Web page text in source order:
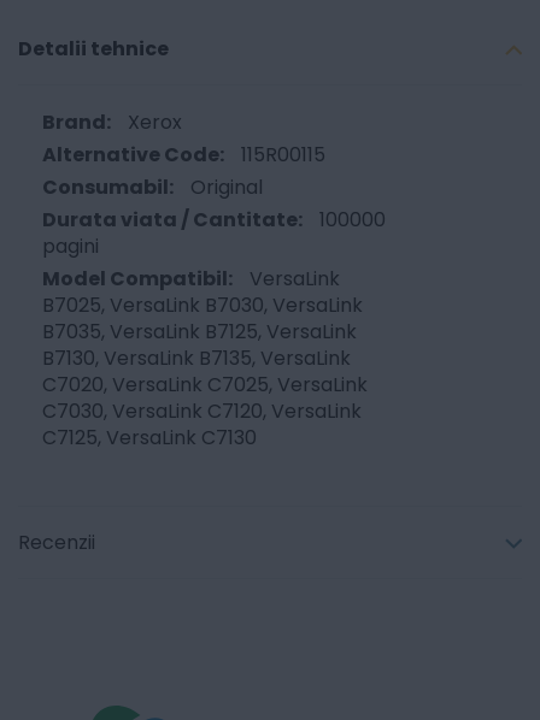
Detalii tehnice
Xerox
115R00115
Original
100000
pagini
VersaLink
B7025, VersaLink B7030, VersaLink
B7035, VersaLink B7125, VersaLink
B7130, VersaLink B7135, VersaLink
C7020, VersaLink C7025, VersaLink
C7030, VersaLink C7120, VersaLink
C7125, VersaLink C7130
Recenzii